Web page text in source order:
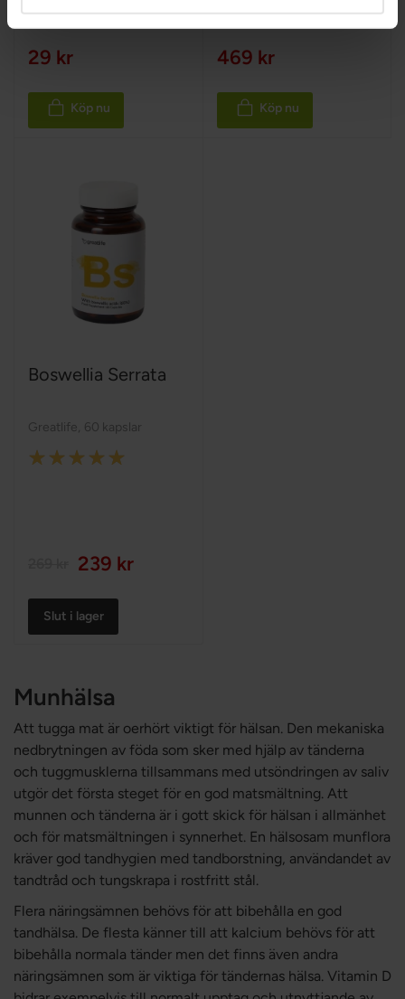
29 kr
Köp nu
469 kr
Köp nu
Boswellia Serrata
Greatlife 60 kapslar
Rating:
239 kr
Slut i lager
Munhälsa
Att tugga mat är oerhört viktigt för hälsan. Den mekaniska
nedbrytningen av föda som sker med hjälp av tänderna
och tuggmusklerna tillsammans med utsöndringen av saliv
utgör det första steget för en god matsmältning. Att
munnen och tänderna är i gott skick för hälsan i allmänhet
och för matsmältningen i synnerhet. En hälsosam munflora
kräver god tandhygien med tandborstning, användandet av
tandtråd och tungskrapa i rostfritt stål.
Flera näringsämnen behövs för att bibehålla en god
tandhälsa. De flesta känner till att kalcium behövs för att
bibehålla normala tänder men det finns även andra
näringsämnen som är viktiga för tändernas hälsa. Vitamin D